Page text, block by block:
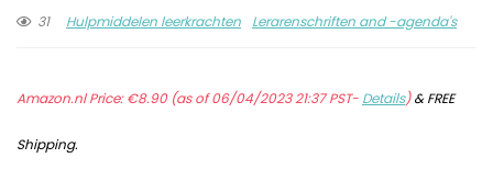
31
Hulpmiddelen leerkrachten Lerarenschriften and -agenda's
Amazon.nl Price:€8.90(as of 06/04/2023 21:37 PST- Details)&FREE
Shipping.